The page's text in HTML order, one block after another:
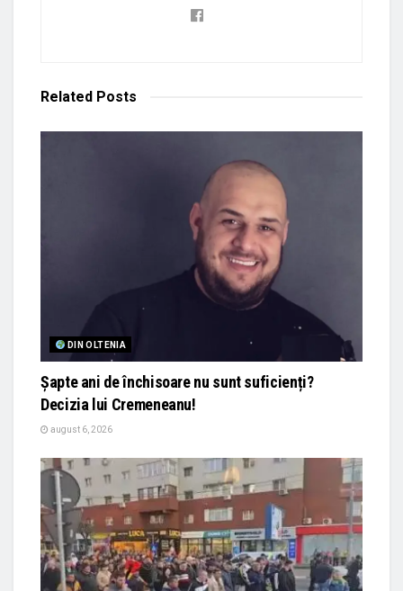
Related Posts
DIN OLTENIA
Șapte ani de închisoare nu sunt suficienți?
Decizia lui Cremeneanu!
august 6, 2026